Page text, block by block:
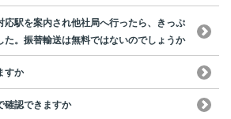
応駅を案内され他社局へ行ったら、きっぷ
た。振替輸送は無料ではないのでしょうか
すか
確認できますか